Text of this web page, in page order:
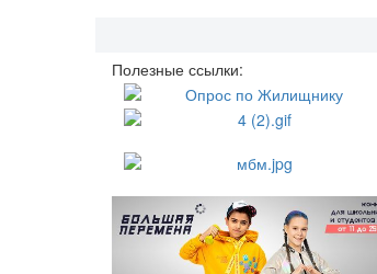
Полезные ссылки: